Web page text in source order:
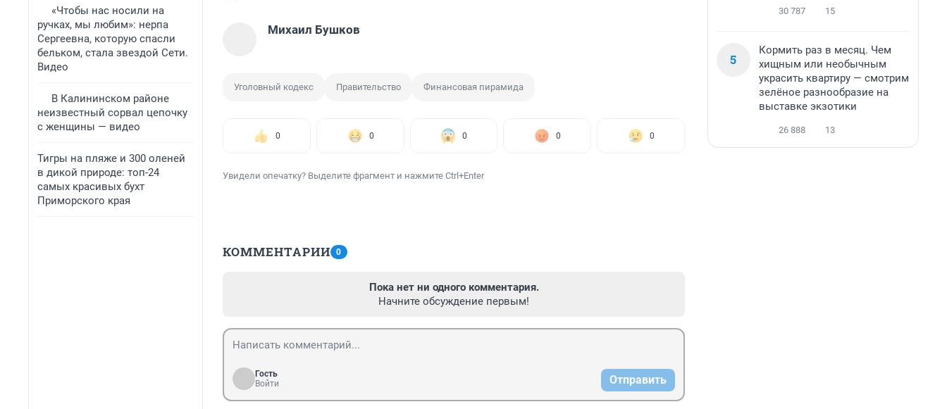
«Чтобы нас носили на
ручках, мы любим»: нерпа
Сергеевна, которую спасли
бельком, стала звездой Сети.
Видео
В Калининском районе
неизвестный сорвал цепочку
с женщины — видео
Тигры на пляже и 300 оленей
в дикой природе: топ-24
самых красивых бухт
Приморского края
Михаил Бушков
Уголовный кодекс Правительство Финансовая пирамида
0 0 0 0 0
Увидели опечатку? Выделите фрагмент и нажмите Ctrl+Enter
КОММЕНТАРИИ 0
Пока нет ни одного комментария.
Начните обсуждение первым!
Гость
Войти
Отправить
30 787 15
5
Кормить раз в месяц. Чем
хищным или необычным
украсить квартиру — смотрим
зелёное разнообразие на
выставке экзотики
26 888 13